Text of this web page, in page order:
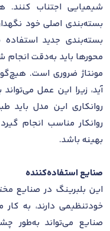
شیمیایی اجتناب
بسته‌بندی اصلی خود
بسته‌بندی جدید
محورها باید به‌دقت انجام
مونتاژ ضروری است.
آید، زیرا این عمل
روانکاری این مدل باید
روانکار مناسب انجام
بهینه باشد.
صنایع استفاده‌کننده
این بلبرینگ در صنایع
خودتنظیمی دارند، به
صنایع می‌تواند به‌طور